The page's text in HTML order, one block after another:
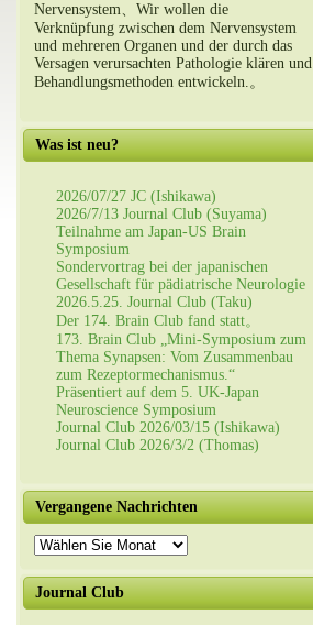
Nervensystem、Wir wollen die
Verknüpfung zwischen dem Nervensystem
und mehreren Organen und der durch das
Versagen verursachten Pathologie klären und
Behandlungsmethoden entwickeln.。
Was ist neu?
2026/07/27 JC (Ishikawa)
2026/7/13 Journal Club (Suyama)
Teilnahme am Japan-US Brain
Symposium
Sondervortrag bei der japanischen
Gesellschaft für pädiatrische Neurologie
2026.5.25. Journal Club (Taku)
Der 174. Brain Club fand statt。
173. Brain Club „Mini-Symposium zum
Thema Synapsen: Vom Zusammenbau
zum Rezeptormechanismus.“
Präsentiert auf dem 5. UK-Japan
Neuroscience Symposium
Journal Club 2026/03/15 (Ishikawa)
Journal Club 2026/3/2 (Thomas)
Vergangene Nachrichten
Vergangene
Nachrichten
Journal Club